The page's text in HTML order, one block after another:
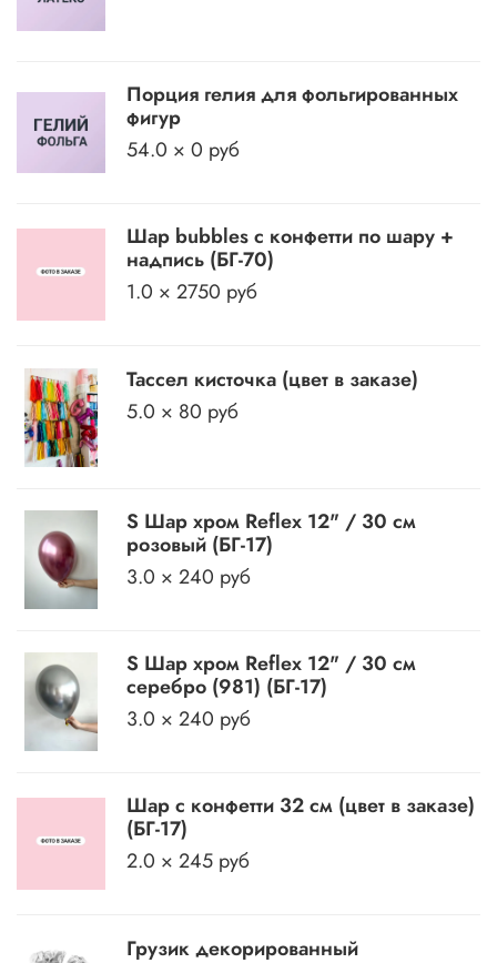
Порция гелия для фольгированных
фигур
54.0 × 0 руб
Шар bubbles с конфетти по шару +
надпись (БГ-70)
1.0 × 2750 руб
Тассел кисточка (цвет в заказе)
5.0 × 80 руб
S Шар хром Reflex 12" / 30 см
розовый (БГ-17)
3.0 × 240 руб
S Шар хром Reflex 12" / 30 см
серебро (981) (БГ-17)
3.0 × 240 руб
Шар с конфетти 32 см (цвет в заказе)
(БГ-17)
2.0 × 245 руб
Грузик декорированный